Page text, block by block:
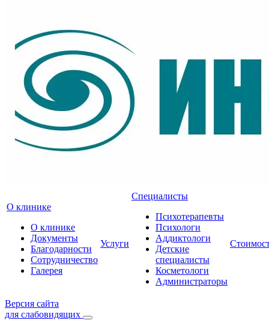
О клинике
О клинике
Документы
Благодарности
Сотрудничество
Галерея
Услуги
Специалисты
Психотерапевты
Психологи
Аддиктологи
Детские
специалисты
Косметологи
Администраторы
Версия сайта
для слабовидящих